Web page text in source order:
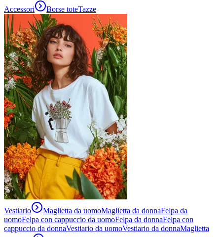
Accessori Borse toteTazze
Vestiario Maglietta da uomoMaglietta da donnaFelpa da
uomoFelpa con cappuccio da uomoFelpa da donnaFelpa con
cappuccio da donnaVestiario da uomoVestiario da donnaMaglietta